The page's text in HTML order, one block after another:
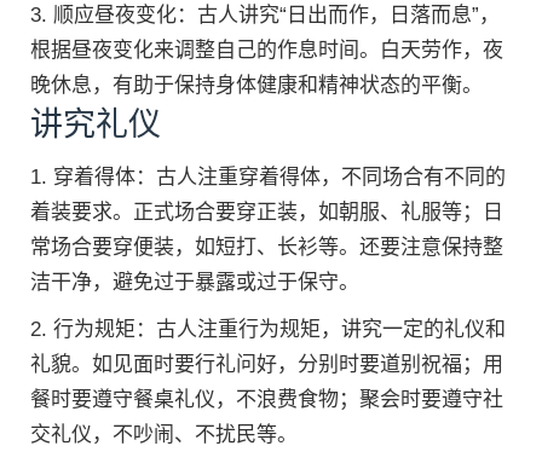
3. 顺应昼夜变化：古人讲究“日出而作，日落而息”，
根据昼夜变化来调整自己的作息时间。白天劳作，夜
晚休息，有助于保持身体健康和精神状态的平衡。
讲究礼仪
1. 穿着得体：古人注重穿着得体，不同场合有不同的
着装要求。正式场合要穿正装，如朝服、礼服等；日
常场合要穿便装，如短打、长衫等。还要注意保持整
洁干净，避免过于暴露或过于保守。
2. 行为规矩：古人注重行为规矩，讲究一定的礼仪和
礼貌。如见面时要行礼问好，分别时要道别祝福；用
餐时要遵守餐桌礼仪，不浪费食物；聚会时要遵守社
交礼仪，不吵闹、不扰民等。